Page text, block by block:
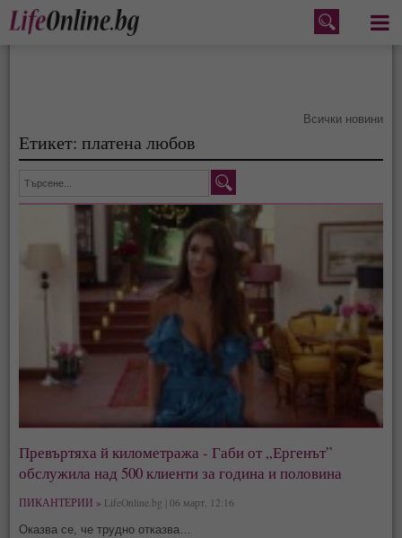
Меню
Всички новини
Етикет: платена любов
Превъртяха й километража - Габи от „Ергенът”
обслужила над 500 клиенти за година и половина
ПИКАНТЕРИИ » LifeOnline.bg | 06 март, 12:16
Оказва се, че трудно отказва…